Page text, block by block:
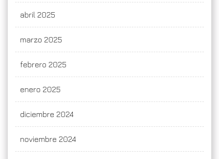
abril 2025
marzo 2025
febrero 2025
enero 2025
diciembre 2024
noviembre 2024